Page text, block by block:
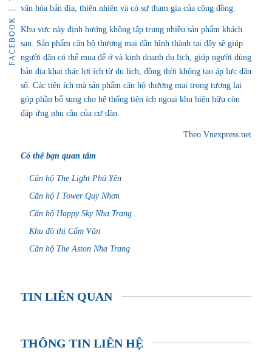
FACEBOOK
văn hóa bản địa, thiên nhiên và có sự tham gia của cộng đồng.
Khu vực này định hướng không tập trung nhiều sản phẩm khách
sạn. Sản phẩm căn hộ thương mại dần hình thành tại đây sẽ giúp
người dân có thể mua để ở và kinh doanh du lịch, giúp người dùng
bản địa khai thác lợi ích từ du lịch, đồng thời không tạo áp lực dân
số. Các tiện ích mà sản phẩm căn hộ thương mại trong tương lai
góp phần bổ sung cho hệ thống tiện ích ngoại khu hiện hữu còn
đáp ứng nhu cầu của cư dân.
Theo Vnexpress.net
Có thể bạn quan tâm
Căn hộ The Light Phú Yên
Căn hộ I Tower Quy Nhơn
Căn hộ Happy Sky Nha Trang
Khu đô thị Cẩm Văn
Căn hộ The Aston Nha Trang
TIN LIÊN QUAN
THÔNG TIN LIÊN HỆ